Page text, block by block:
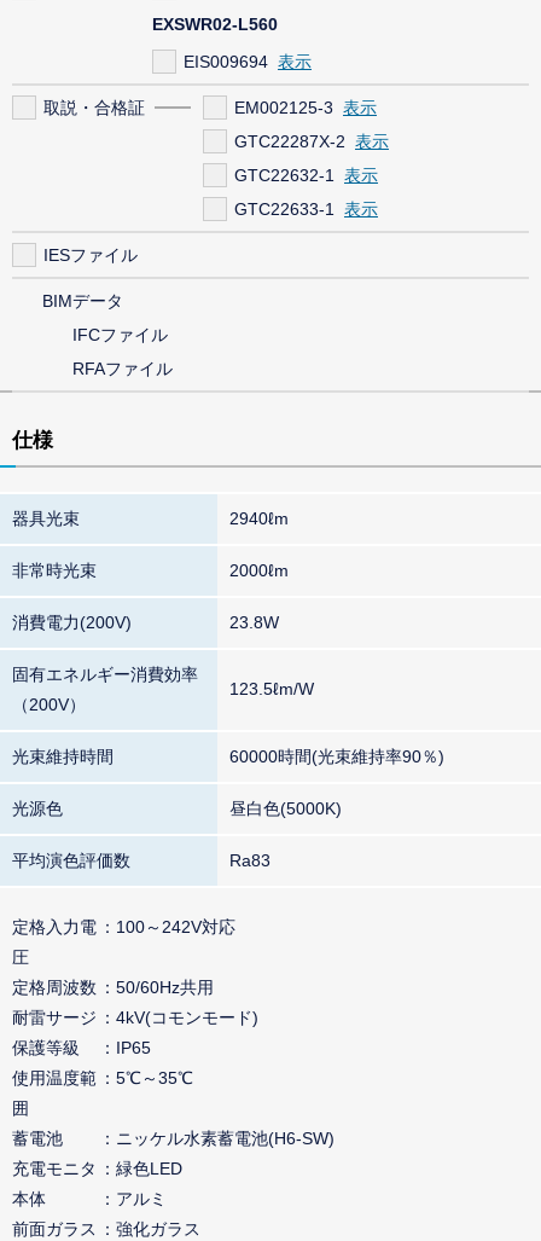
EXSWR02-L560
EIS009694
取説・合格証
EM002125-3
GTC22287X-2
GTC22632-1
GTC22633-1
IESファイル
BIMデータ
IFCファイル
RFAファイル
仕様
器具光束 2940ℓm
非常時光束 2000ℓm
消費電力(200V) 23.8W
固有エネルギー消費効率
（200V）
123.5ℓm/W
光束維持時間 60000時間(光束維持率90％)
光源色 昼白色(5000K)
平均演色評価数 Ra83
定格入力電
圧
100～242V対応
定格周波数
50/60Hz共用
耐雷サージ
4kV(コモンモード)
保護等級
IP65
使用温度範
囲
5℃～35℃
蓄電池
ニッケル水素蓄電池(H6-SW)
充電モニタ
緑色LED
本体
アルミ
前面ガラス
強化ガラス